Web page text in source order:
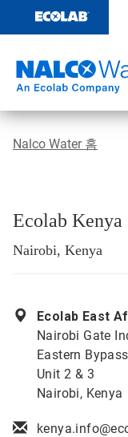
츠
기
Nalco Water 홈
Ecolab Kenya
Nairobi, Kenya
Ecolab East
Nairobi Gate
Eastern Bypass
Unit 2 & 3
Nairobi, Kenya